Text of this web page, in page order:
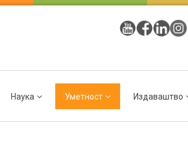
Наука Уметност Издаваштво